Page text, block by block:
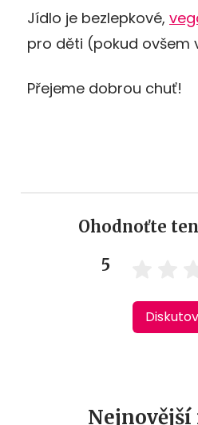
Jídlo je bezlepkové,
pro děti (pokud ovšem
Přejeme dobrou chuť!
Ohodnoťte
5
Nejnovější